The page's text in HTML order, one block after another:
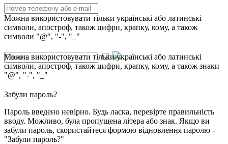
Можна використовувати тільки українські або латинські
символи, апостроф, також цифри, крапку, кому, а також
символи "@", "-", "_"
Можна використовувати тільки українські або латинські
символи, апостроф, також цифри, крапку, кому, а також знаки
"@", "-", "_"
Забули пароль?
Пароль введено невірно. Будь ласка, перевірте правильність
вводу. Можливо, була пропущена літера або знак. Якщо ви
забули пароль, скористайтеся формою відновлення паролю -
"Забули пароль?"